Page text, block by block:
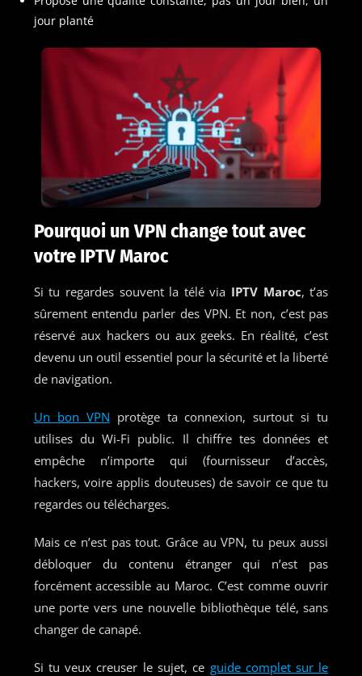
jour planté
Pourquoi un VPN change tout avec
votre IPTV Maroc
Si tu regardes souvent la télé via IPTV Maroc, t’as
sûrement entendu parler des VPN. Et non, c’est pas
réservé aux hackers ou aux geeks. En réalité, c’est
devenu un outil essentiel pour la sécurité et la liberté
de navigation.
Un bon VPN protège ta connexion, surtout si tu
utilises du Wi-Fi public. Il chiffre tes données et
empêche n’importe qui (fournisseur d’accès,
hackers, voire applis douteuses) de savoir ce que tu
regardes ou télécharges.
Mais ce n’est pas tout. Grâce au VPN, tu peux aussi
débloquer du contenu étranger qui n’est pas
forcément accessible au Maroc. C’est comme ouvrir
une porte vers une nouvelle bibliothèque télé, sans
changer de canapé.
Si tu veux creuser le sujet, ce guide complet sur le